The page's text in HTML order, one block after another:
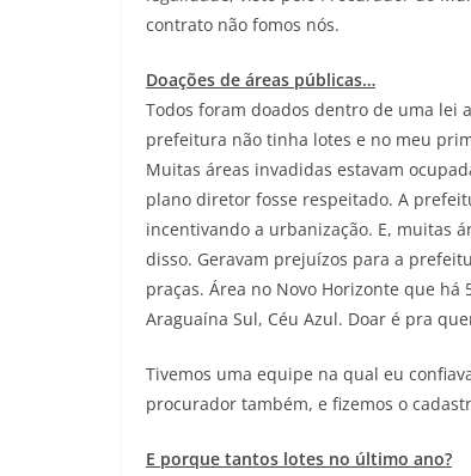
contrato não fomos nós.
Doações de áreas públicas…
Todos foram doados dentro de uma lei
prefeitura não tinha lotes e no meu
Muitas áreas invadidas estavam
plano diretor fosse respeitado. A
incentivando a urbanização. E, muitas
disso. Geravam prejuízos para a
praças. Área no Novo Horizonte que há
Araguaína Sul, Céu Azul. Doar é pra
Tivemos uma equipe na qual eu
procurador também, e fizemos o
E porque tantos lotes no último ano?